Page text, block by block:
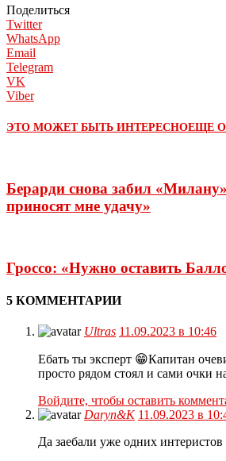
Поделиться
Twitter
WhatsApp
Email
Telegram
VK
Viber
ЭТО МОЖЕТ БЫТЬ ИНТЕРЕСНОЕЩЕ
Берарди снова забил
приносят мне удачу»
Гроссо: «Нужно оставить
5 КОММЕНТАРИИ
Ultras 11.09.2023 в 10:46
Ебать ты эксперт 😁Капитан
просто рядом стоял и сами очки
Войдите, чтобы оставить
Daryn&K 11.09.2023 в
Да заебали уже одних